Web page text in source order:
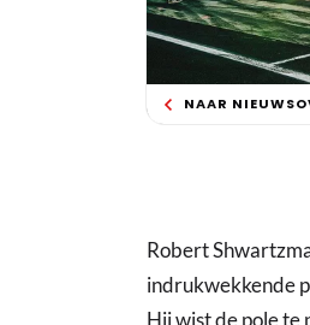
NAAR
Robert
indrukwekkende
Hij wist de pole te